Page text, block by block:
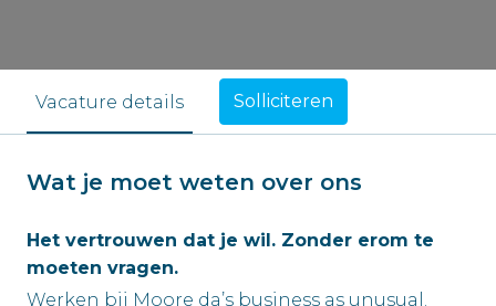
Vacature details Solliciteren
Wat je moet weten over ons
Het vertrouwen dat je wil. Zonder erom te
moeten vragen.
Werken bij Moore da’s business as unusual.